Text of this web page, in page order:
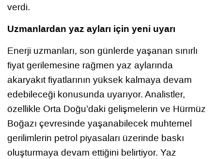
verdi.
Uzmanlardan yaz ayları için yeni uyarı
Enerji uzmanları, son günlerde yaşanan sınırlı
fiyat gerilemesine rağmen yaz aylarında
akaryakıt fiyatlarının yüksek kalmaya devam
edebileceği konusunda uyarıyor. Analistler,
özellikle Orta Doğu’daki gelişmelerin ve Hürmüz
Boğazı çevresinde yaşanabilecek muhtemel
gerilimlerin petrol piyasaları üzerinde baskı
oluşturmaya devam ettiğini belirtiyor. Yaz